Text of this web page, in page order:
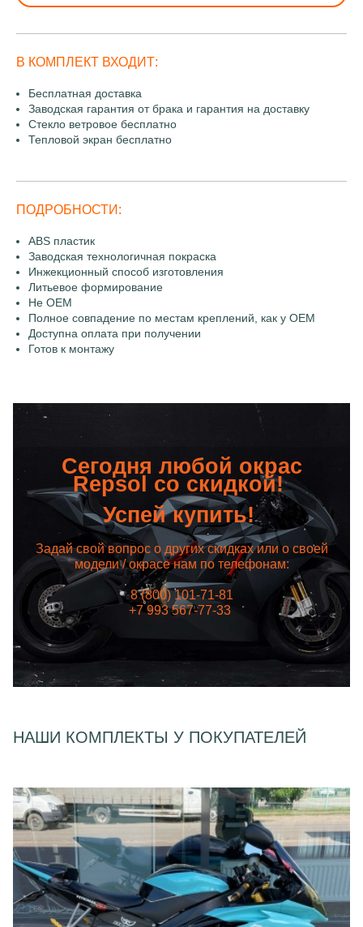
В КОМПЛЕКТ ВХОДИТ:
Бесплатная доставка
Заводская гарантия от брака и гарантия на доставку
Стекло ветровое бесплатно
Тепловой экран бесплатно
ПОДРОБНОСТИ:
ABS пластик
Заводская технологичная покраска
Инжекционный способ изготовления
Литьевое формирование
Не OEM
Полное совпадение по местам креплений, как у OEM
Доступна оплата при получении
Готов к монтажу
Сегодня любой окрас
Repsol со скидкой!
Успей купить!
Задай свой вопрос о других скидках или о своей
модели / окрасе нам по телефонам:
8 (800) 101-71-81
+7 993 567-77-33
НАШИ КОМПЛЕКТЫ У ПОКУПАТЕЛЕЙ